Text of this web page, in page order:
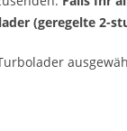
(geregelte 2-